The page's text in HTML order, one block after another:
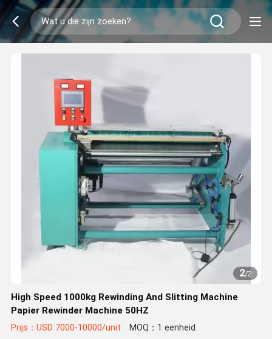
2/2
High Speed 1000kg Rewinding And Slitting Machine
Papier Rewinder Machine 50HZ
Prijs：USD 7000-10000/unit MOQ：1 eenheid